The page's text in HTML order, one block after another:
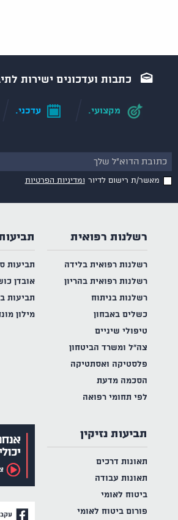
כתבות ועדכונים ישירות
מקצועי. עדכני.
מאשר/ת רישום לדיור ומדיניות הפרטיות
רשלנות רפואית
רשלנות רפואית בלידה
רשלנות רפואית בהריון
רשלנות בניתוח
כשלים באבחון
טיפולי שיניים
צה"ל ומשרד הביטחון
פלסטיקה ואסתטיקה
הסכמה מדעת
לפי תחומי רפואה
תביעות
אובדן
תביעות
מילון
תביעות נזיקין
תאונות דרכים
תאונות עבודה
ביטוח לאומי
פורום ביטוח לאומי